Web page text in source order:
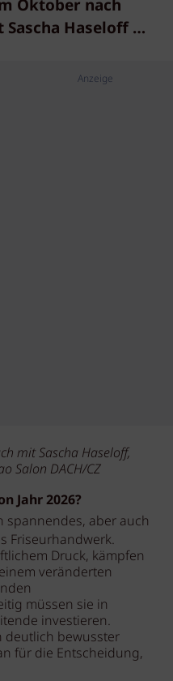
Oktober nach
Sascha Haseloff …
Anzeige
mit Sascha Haseloff,
Salon DACH/CZ
Jahr 2026?
spannendes, aber auch
Friseurhandwerk.
Druck, kämpfen
veränderten
müssen sie in
investieren.
deutlich bewusster
für die Entscheidung,